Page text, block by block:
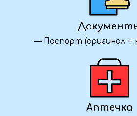
заполните форму — и наш менеджер
и подтвердить участие в туре.
Что взять для длительной дороги?
Возьмите с собой воду, перекус, удобную
одежду и обувь, плед или подушку для сна,